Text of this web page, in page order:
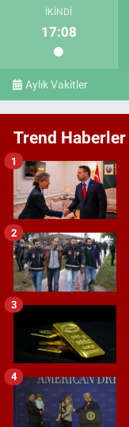
İKINDI
17:08
Aylık Vakitler
Trend Haberler
1
2
3
4